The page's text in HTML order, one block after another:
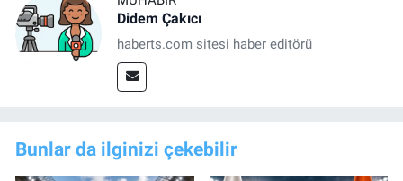
Didem Çakıcı
haberts.com sitesi haber editörü
Bunlar da ilginizi çekebilir